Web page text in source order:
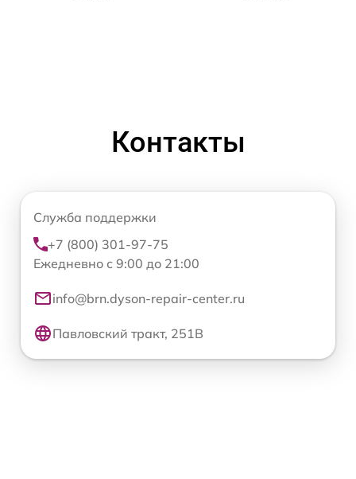
Контакты
Служба поддержки
+7 (800) 301-97-75
Ежедневно с 9:00 до 21:00
info@brn.dyson-repair-center.ru
Павловский тракт, 251В